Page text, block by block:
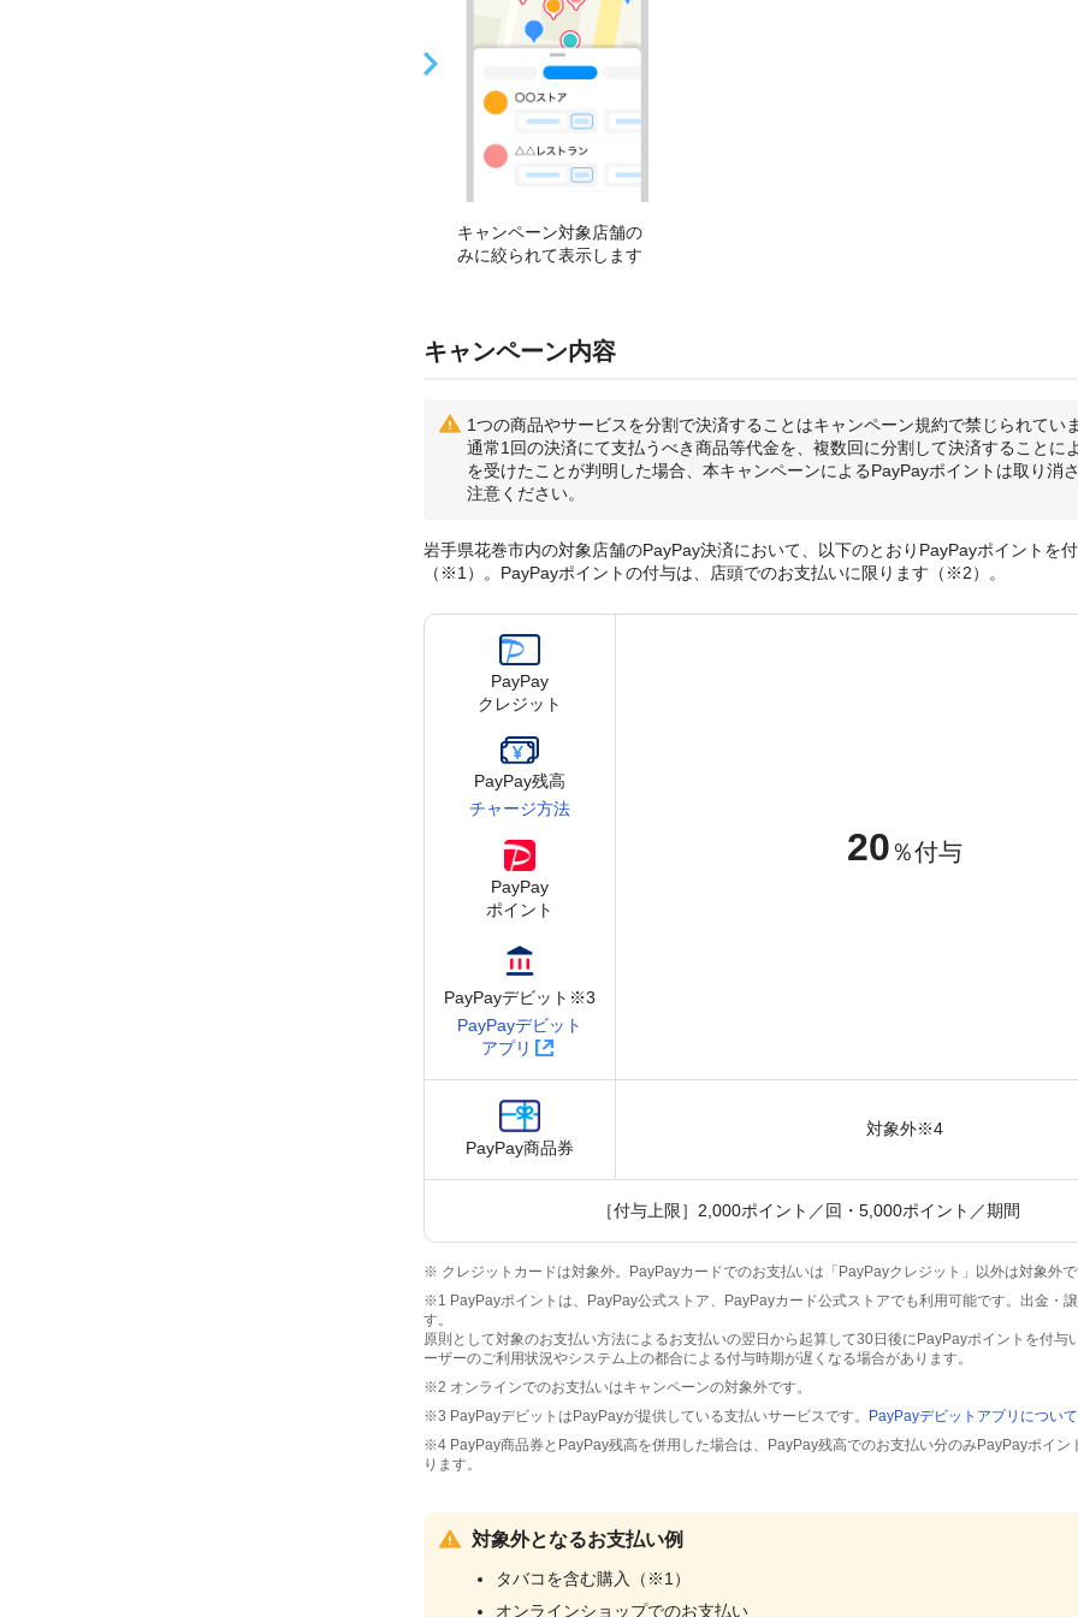
キャンペーン対象店舗の
みに絞られて表示します
キャンペーン内容
1つの商品やサービスを分割で決済することはキャンペーン規約で禁じられていま
通常1回の決済にて支払うべき商品等代金を、複数回に分割して決済することに
を受けたことが判明した場合、本キャンペーンによるPayPayポイントは取り消
注意ください。
岩手県花巻市内の対象店舗のPayPay決済において、以下のとおりPayPayポイントを
（※1）。PayPayポイントの付与は、店頭でのお支払いに限ります（※2）。
PayPay
クレジット
PayPay残高
チャージ方法
PayPay
ポイント
PayPayデビット※3
PayPayデビット
アプリ
20 ％付与
PayPay商品券
対象外※4
［付与上限］2,000ポイント／回・5,000ポイント／期間
※ クレジットカードは対象外。PayPayカードでのお支払いは「PayPayクレジット」以外は対象外で
※1 PayPayポイントは、PayPay公式ストア、PayPayカード公式ストアでも利用可能です。出金・
す。
原則として対象のお支払い方法によるお支払いの翌日から起算して30日後にPayPayポイントを付与
ーザーのご利用状況やシステム上の都合による付与時期が遅くなる場合があります。
※2 オンラインでのお支払いはキャンペーンの対象外です。
※3 PayPayデビットはPayPayが提供している支払いサービスです。
PayPayデビットアプリについて
※4 PayPay商品券とPayPay残高を併用した場合は、PayPay残高でのお支払い分のみPayPayポイン
ります。
対象外となるお支払い例
タバコを含む購入（※1）
オンラインショップでのお支払い